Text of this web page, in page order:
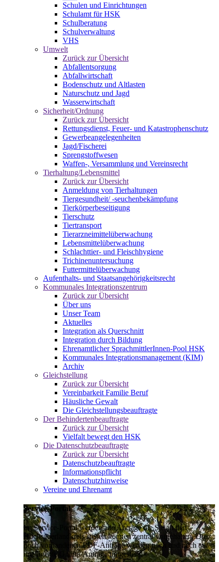
Schulen und Einrichtungen
Schulamt für HSK
Schulberatung
Schulverwaltung
VHS
Umwelt
Zurück zur Übersicht
Abfallentsorgung
Abfallwirtschaft
Bodenschutz und Altlasten
Naturschutz und Jagd
Wasserwirtschaft
Sicherheit/Ordnung
Zurück zur Übersicht
Rettungsdienst, Feuer- und Katastrophenschutz
Gewerbeangelegenheiten
Jagd/Fischerei
Sprengstoffwesen
Waffen-, Versammlung und Vereinsrecht
Tierhaltung/Lebensmittel
Zurück zur Übersicht
Anmeldung von Tierhaltungen
Tiergesundheit/ -seuchenbekämpfung
Tierkörperbeseitigung
Tierschutz
Tiertransport
Tierarzneimittelüberwachung
Lebensmittelüberwachung
Schlachttier- und Fleischhygiene
Trichinenuntersuchung
Futtermittelüberwachung
Aufenthalts- und Staatsangehörigkeitsrecht
Kommunales Integrationszentrum
Zurück zur Übersicht
Über uns
Unser Team
Aktuelles
Integration als Querschnitt
Integration durch Bildung
Ehrenamtlicher SprachmittlerInnen-Pool HSK
Kommunales Integrationsmanagement (KIM)
Archiv
Gleichstellung
Zurück zur Übersicht
Vereinbarkeit Familie Beruf
Häusliche Gewalt
Die Gleichstellungsbeauftragte
Der Behindertenbeauftragte
Zurück zur Übersicht
Vielfalt bewegt den HSK
Die Datenschutzbeauftragte
Zurück zur Übersicht
Datenschutzbeauftragte
Informationspflicht
Datenschutzhinweise
Vereine und Ehrenamt
Service-Portal
Im Service-Portal werden alle Anträge die Sie an den
Hochsauerlandkreis stellen können zentral vorgehalten. Die
noch vorhandenen PDF-Anträge werden nach und nach auf
intelligente Online-Anträge umgestellt.